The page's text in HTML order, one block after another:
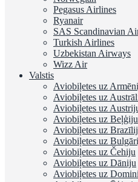
Pegasus Airlines
Ryanair
SAS Scandinavian
Turkish Airlines
Uzbekistan Airways
Wizz Air
Valstis
Aviobiļetes uz
Aviobiļetes uz
Aviobiļetes uz
Aviobiļetes uz Beļģiju
Aviobiļetes uz
Aviobiļetes uz
Aviobiļetes uz Čehiju
Aviobiļetes uz Dāniju
Aviobiļetes uz